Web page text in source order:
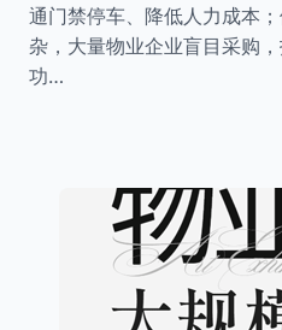
通门禁停车、降低人力成本
杂，大量物业企业盲目采购
功…